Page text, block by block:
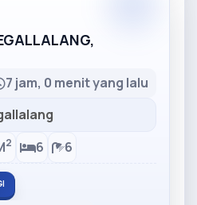
7 jam, 0 menit yang lalu
2 6 6